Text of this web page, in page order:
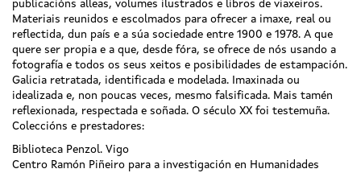
publicacións alleas, volumes ilustrados e libros de viaxeiros.
Materiais reunidos e escolmados para ofrecer a imaxe, real ou
reflectida, dun país e a súa sociedade entre 1900 e 1978. A que
quere ser propia e a que, desde fóra, se ofrece de nós usando a
fotografía e todos os seus xeitos e posibilidades de estampación.
Galicia retratada, identificada e modelada. Imaxinada ou
idealizada e, non poucas veces, mesmo falsificada. Mais tamén
reflexionada, respectada e soñada. O século XX foi testemuña.
Coleccións e prestadores:
Biblioteca Penzol. Vigo
Centro Ramón Piñeiro para a investigación en Humanidades